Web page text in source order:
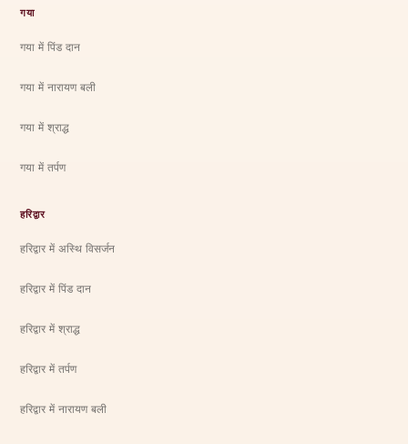
गया
गया में पिंड दान
गया में नारायण बली
गया में श्राद्ध
गया में तर्पण
हरिद्वार
हरिद्वार में अस्थि विसर्जन
हरिद्वार में पिंड दान
हरिद्वार में श्राद्ध
हरिद्वार में तर्पण
हरिद्वार में नारायण बली